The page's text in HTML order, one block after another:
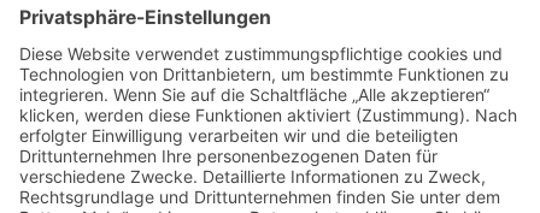
www.blumenhof-wilms.de
IN KIRCHHELLEN
Hoeren